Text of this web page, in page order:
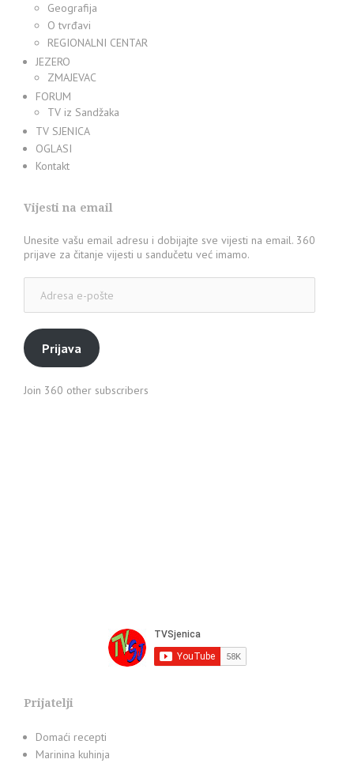
Geografija
O tvrđavi
REGIONALNI CENTAR
JEZERO
ZMAJEVAC
FORUM
TV iz Sandžaka
TV SJENICA
OGLASI
Kontakt
Vijesti na email
Unesite vašu email adresu i dobijajte sve vijesti na email. 360
prijave za čitanje vijesti u sandučetu već imamo.
pošte
Prijava
Join 360 other subscribers
Prijatelji
Domaći recepti
Marinina kuhinja